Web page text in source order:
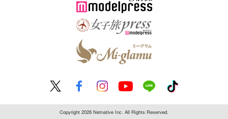
Copyright 2026 Netnative Inc. All Rights Reserved.